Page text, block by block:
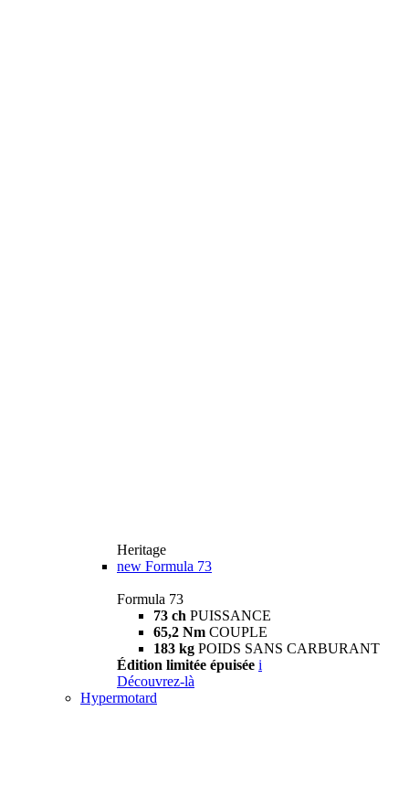
Heritage
new Formula 73
Formula 73
73 ch PUISSANCE
65,2 Nm COUPLE
183 kg POIDS SANS CARBURANT
Édition limitée épuisée i
Découvrez-là
Hypermotard